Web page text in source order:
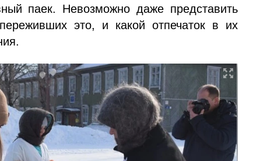
паек. Невозможно даже представить
это, и какой отпечаток в их